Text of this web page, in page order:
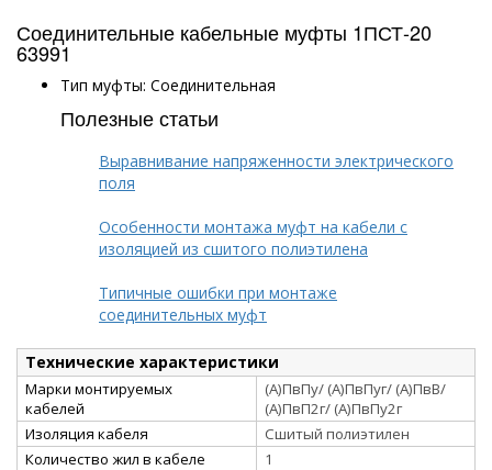
Соединительные кабельные муфты 1ПСТ-20
63991
Тип муфты: Соединительная
Полезные статьи
Выравнивание напряженности электрического
поля
Особенности монтажа муфт на кабели с
изоляцией из сшитого полиэтилена
Типичные ошибки при монтаже
соединительных муфт
Технические характеристики
Марки монтируемых
кабелей
(А)ПвПу/ (А)ПвПуг/ (А)ПвВ/
(А)ПвП2г/ (А)ПвПу2г
Изоляция кабеля
Сшитый полиэтилен
Количество жил в кабеле
1